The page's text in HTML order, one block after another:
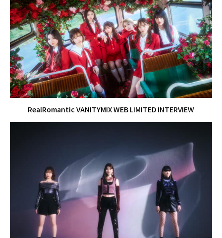
RealRomantic VANITYMIX WEB LIMITED INTERVIEW